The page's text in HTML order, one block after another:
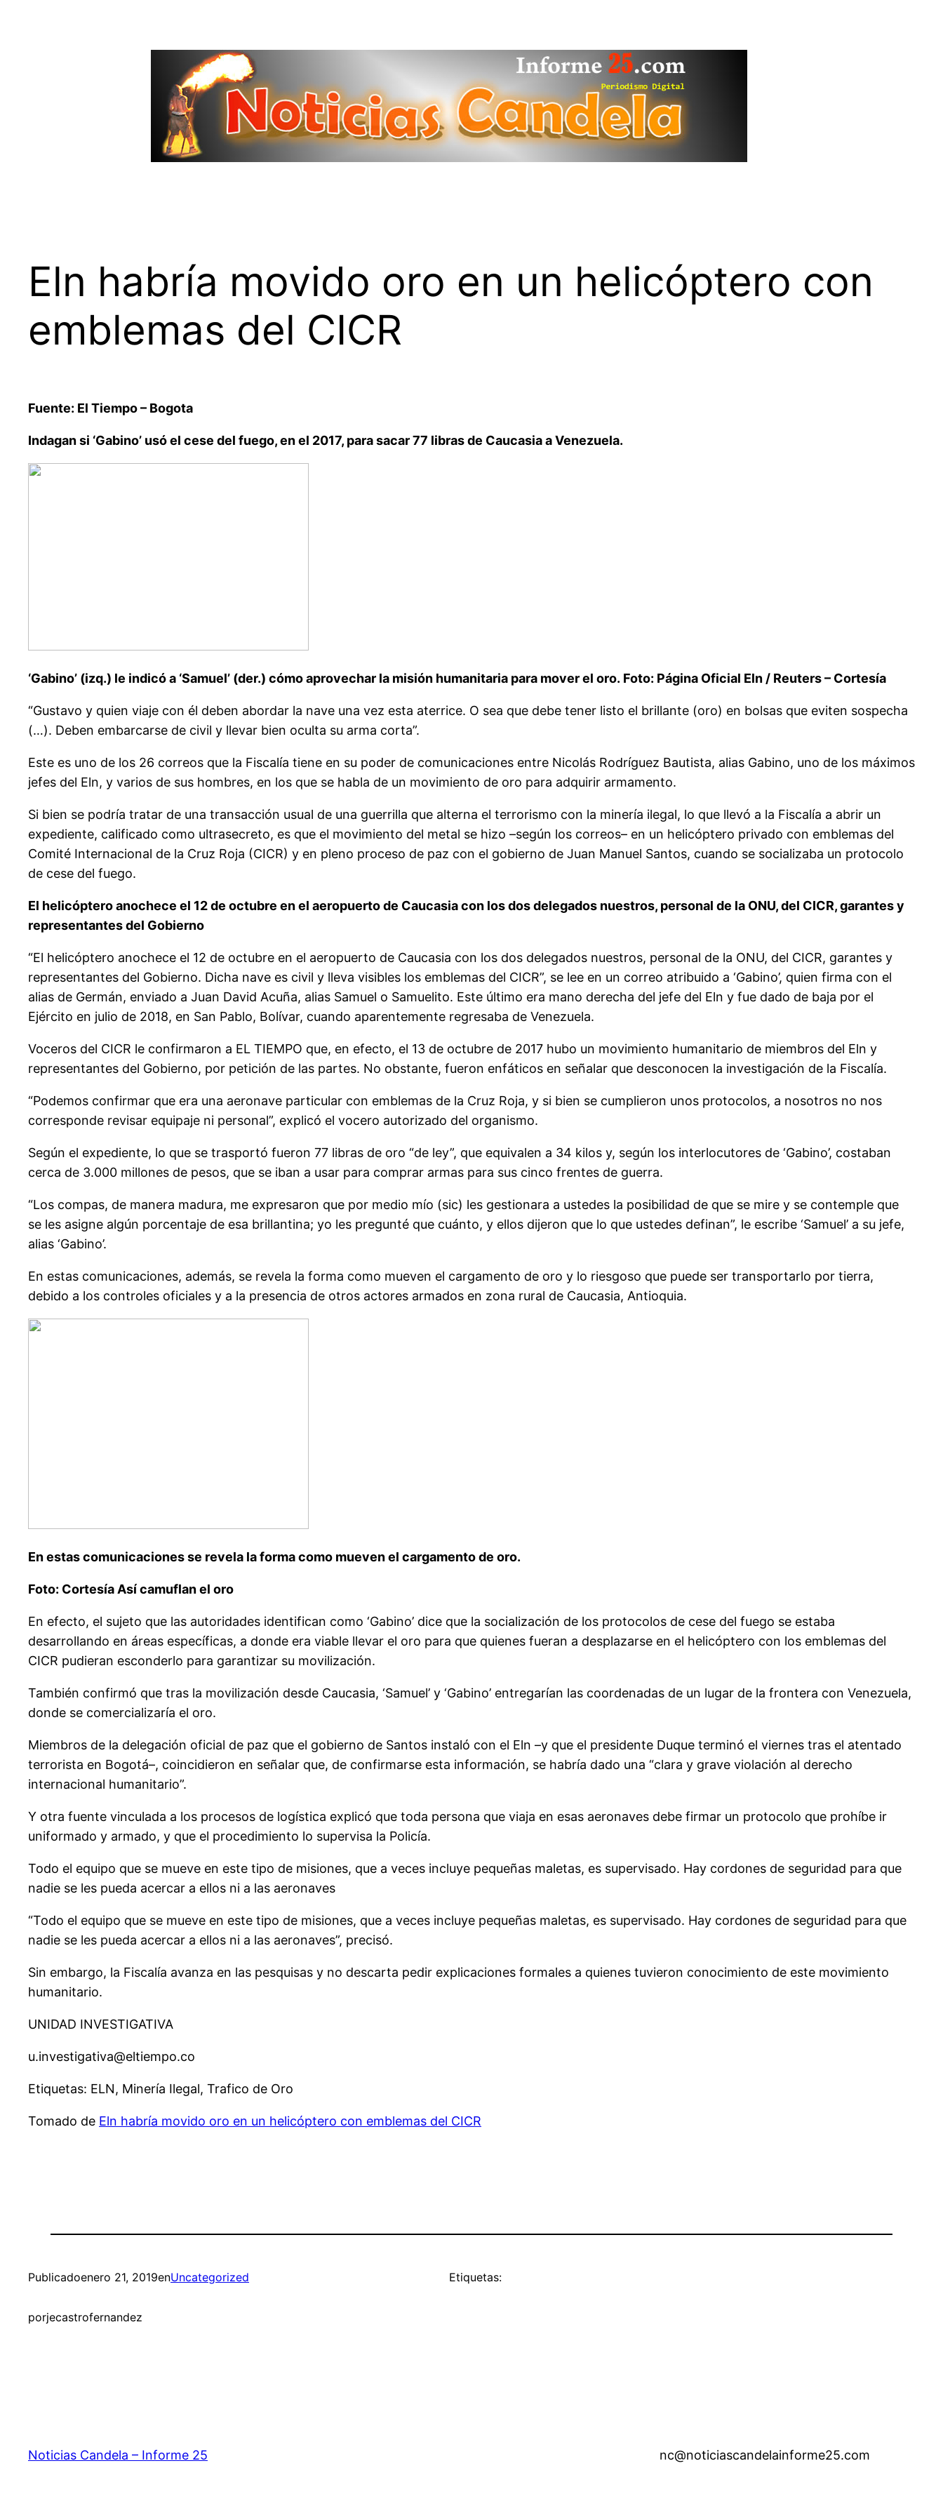
Eln habría movido oro en un helicóptero con
emblemas del CICR
Fuente: El Tiempo – Bogota
Indagan si ‘Gabino’ usó el cese del fuego, en el 2017, para sacar 77 libras de Caucasia a Venezuela.
‘Gabino’ (izq.) le indicó a ‘Samuel’ (der.) cómo aprovechar la misión humanitaria para mover el oro. Foto: Página Oficial Eln / Reuters – Cortesía
“Gustavo y quien viaje con él deben abordar la nave una vez esta aterrice. O sea que debe tener listo el brillante (oro) en bolsas que eviten sospecha
(…). Deben embarcarse de civil y llevar bien oculta su arma corta”.
Este es uno de los 26 correos que la Fiscalía tiene en su poder de comunicaciones entre Nicolás Rodríguez Bautista, alias Gabino, uno de los máximos
jefes del Eln, y varios de sus hombres, en los que se habla de un movimiento de oro para adquirir armamento.
Si bien se podría tratar de una transacción usual de una guerrilla que alterna el terrorismo con la minería ilegal, lo que llevó a la Fiscalía a abrir un
expediente, calificado como ultrasecreto, es que el movimiento del metal se hizo –según los correos– en un helicóptero privado con emblemas del
Comité Internacional de la Cruz Roja (CICR) y en pleno proceso de paz con el gobierno de Juan Manuel Santos, cuando se socializaba un protocolo
de cese del fuego.
El helicóptero anochece el 12 de octubre en el aeropuerto de Caucasia con los dos delegados nuestros, personal de la ONU, del CICR, garantes y
representantes del Gobierno
“El helicóptero anochece el 12 de octubre en el aeropuerto de Caucasia con los dos delegados nuestros, personal de la ONU, del CICR, garantes y
representantes del Gobierno. Dicha nave es civil y lleva visibles los emblemas del CICR”, se lee en un correo atribuido a ‘Gabino’, quien firma con el
alias de Germán, enviado a Juan David Acuña, alias Samuel o Samuelito. Este último era mano derecha del jefe del Eln y fue dado de baja por el
Ejército en julio de 2018, en San Pablo, Bolívar, cuando aparentemente regresaba de Venezuela.
Voceros del CICR le confirmaron a EL TIEMPO que, en efecto, el 13 de octubre de 2017 hubo un movimiento humanitario de miembros del Eln y
representantes del Gobierno, por petición de las partes. No obstante, fueron enfáticos en señalar que desconocen la investigación de la Fiscalía.
“Podemos confirmar que era una aeronave particular con emblemas de la Cruz Roja, y si bien se cumplieron unos protocolos, a nosotros no nos
corresponde revisar equipaje ni personal”, explicó el vocero autorizado del organismo.
Según el expediente, lo que se trasportó fueron 77 libras de oro “de ley”, que equivalen a 34 kilos y, según los interlocutores de ‘Gabino’, costaban
cerca de 3.000 millones de pesos, que se iban a usar para comprar armas para sus cinco frentes de guerra.
“Los compas, de manera madura, me expresaron que por medio mío (sic) les gestionara a ustedes la posibilidad de que se mire y se contemple que
se les asigne algún porcentaje de esa brillantina; yo les pregunté que cuánto, y ellos dijeron que lo que ustedes definan”, le escribe ‘Samuel’ a su jefe,
alias ‘Gabino’.
En estas comunicaciones, además, se revela la forma como mueven el cargamento de oro y lo riesgoso que puede ser transportarlo por tierra,
debido a los controles oficiales y a la presencia de otros actores armados en zona rural de Caucasia, Antioquia.
En estas comunicaciones se revela la forma como mueven el cargamento de oro.
Foto: Cortesía Así camuflan el oro
En efecto, el sujeto que las autoridades identifican como ‘Gabino’ dice que la socialización de los protocolos de cese del fuego se estaba
desarrollando en áreas específicas, a donde era viable llevar el oro para que quienes fueran a desplazarse en el helicóptero con los emblemas del
CICR pudieran esconderlo para garantizar su movilización.
También confirmó que tras la movilización desde Caucasia, ‘Samuel’ y ‘Gabino’ entregarían las coordenadas de un lugar de la frontera con Venezuela,
donde se comercializaría el oro.
Miembros de la delegación oficial de paz que el gobierno de Santos instaló con el Eln –y que el presidente Duque terminó el viernes tras el atentado
terrorista en Bogotá–, coincidieron en señalar que, de confirmarse esta información, se habría dado una “clara y grave violación al derecho
internacional humanitario”.
Y otra fuente vinculada a los procesos de logística explicó que toda persona que viaja en esas aeronaves debe firmar un protocolo que prohíbe ir
uniformado y armado, y que el procedimiento lo supervisa la Policía.
Todo el equipo que se mueve en este tipo de misiones, que a veces incluye pequeñas maletas, es supervisado. Hay cordones de seguridad para que
nadie se les pueda acercar a ellos ni a las aeronaves
“Todo el equipo que se mueve en este tipo de misiones, que a veces incluye pequeñas maletas, es supervisado. Hay cordones de seguridad para que
nadie se les pueda acercar a ellos ni a las aeronaves”, precisó.
Sin embargo, la Fiscalía avanza en las pesquisas y no descarta pedir explicaciones formales a quienes tuvieron conocimiento de este movimiento
humanitario.
UNIDAD INVESTIGATIVA
u.investigativa@eltiempo.co
Etiquetas: ELN, Minería Ilegal, Trafico de Oro
Tomado de Eln habría movido oro en un helicóptero con emblemas del CICR
Publicadoenero 21, 2019enUncategorized
porjecastrofernandez
Etiquetas:
Noticias Candela – Informe 25 nc@noticiascandelainforme25.com